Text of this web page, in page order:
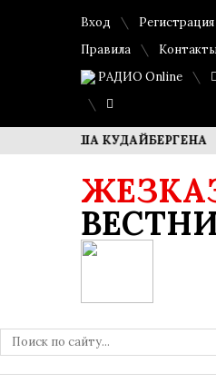
Вход Регистрация
Правила
РАДИО Online
КУДАЙБЕРГЕНА